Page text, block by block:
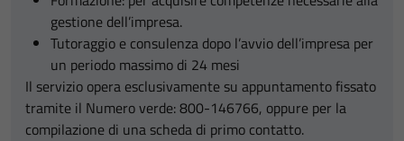
gestione dell’impresa.
Tutoraggio e consulenza dopo l’avvio dell’impresa per
un periodo massimo di 24 mesi
Il servizio opera esclusivamente su appuntamento fissato
tramite il Numero verde: 800-146766, oppure per la
compilazione di una scheda di primo contatto.